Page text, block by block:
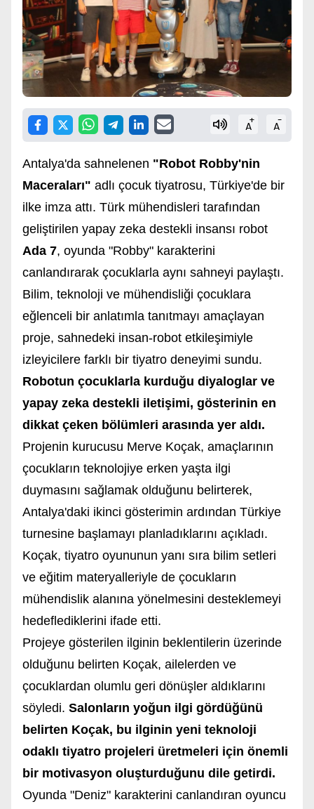
A+ A-
Antalya'da sahnelenen "Robot Robby'nin
Maceraları" adlı çocuk tiyatrosu, Türkiye'de bir
ilke imza attı. Türk mühendisleri tarafından
geliştirilen yapay zeka destekli insansı robot
Ada 7, oyunda "Robby" karakterini
canlandırarak çocuklarla aynı sahneyi paylaştı.
Bilim, teknoloji ve mühendisliği çocuklara
eğlenceli bir anlatımla tanıtmayı amaçlayan
proje, sahnedeki insan-robot etkileşimiyle
izleyicilere farklı bir tiyatro deneyimi sundu.
Robotun çocuklarla kurduğu diyaloglar ve
yapay zeka destekli iletişimi, gösterinin en
dikkat çeken bölümleri arasında yer aldı.
Projenin kurucusu Merve Koçak, amaçlarının
çocukların teknolojiye erken yaşta ilgi
duymasını sağlamak olduğunu belirterek,
Antalya'daki ikinci gösterimin ardından Türkiye
turnesine başlamayı planladıklarını açıkladı.
Koçak, tiyatro oyununun yanı sıra bilim setleri
ve eğitim materyalleriyle de çocukların
mühendislik alanına yönelmesini desteklemeyi
hedeflediklerini ifade etti.
Projeye gösterilen ilginin beklentilerin üzerinde
olduğunu belirten Koçak, ailelerden ve
çocuklardan olumlu geri dönüşler aldıklarını
söyledi. Salonların yoğun ilgi gördüğünü
belirten Koçak, bu ilginin yeni teknoloji
odaklı tiyatro projeleri üretmeleri için önemli
bir motivasyon oluşturduğunu dile getirdi.
Oyunda "Deniz" karakterini canlandıran oyuncu